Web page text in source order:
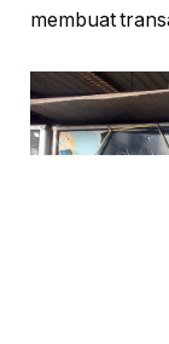
membuat